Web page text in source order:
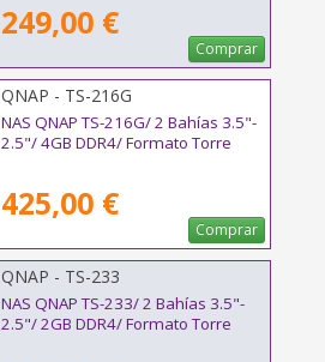
249,00 €
Comprar
QNAP - TS-216G
NAS QNAP TS-216G/ 2 Bahías 3.5"-
2.5"/ 4GB DDR4/ Formato Torre
425,00 €
Comprar
QNAP - TS-233
NAS QNAP TS-233/ 2 Bahías 3.5"-
2.5"/ 2GB DDR4/ Formato Torre